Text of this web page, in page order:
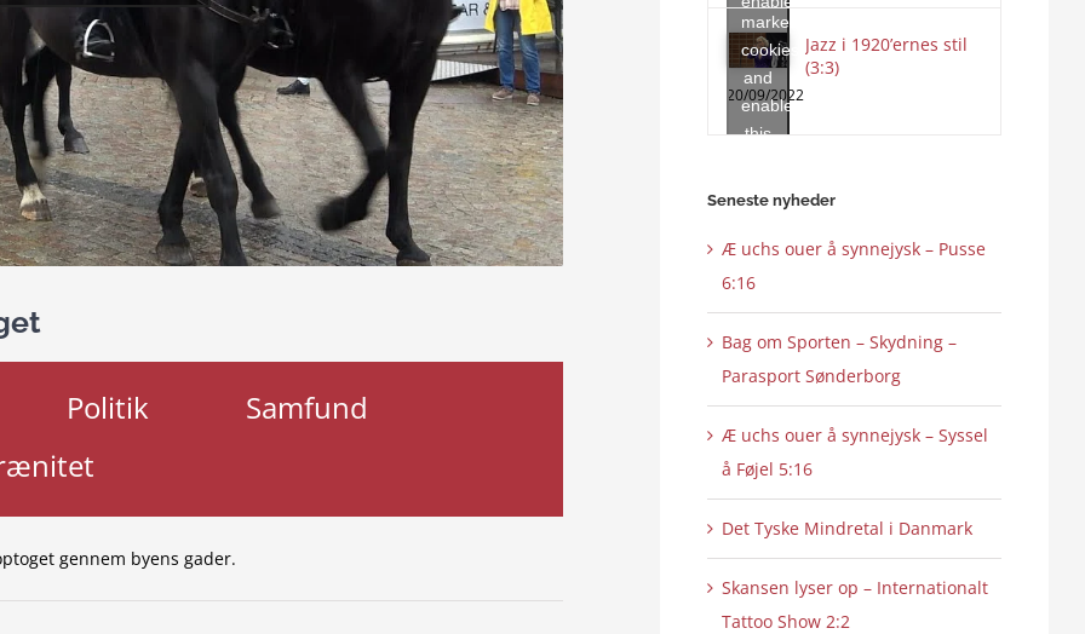
Politik
Samfund
gennem byens gader.
this
content
marketing
cookies
and
enable
this
Jazz i 1920’ernes stil
(3:3)
20/09/2022
Seneste nyheder
Æ uchs ouer å synnejysk – Pusse
6:16
Bag om Sporten – Skydning –
Parasport Sønderborg
Æ uchs ouer å synnejysk – Syssel
å Føjel 5:16
Det Tyske Mindretal i Danmark
Skansen lyser op – Internationalt
Tattoo Show 2:2